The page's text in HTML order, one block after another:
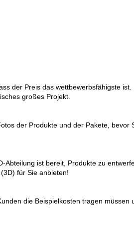
der Preis das wettbewerbsfähigste ist.
großes Projekt.
der Produkte und der Pakete, bevor
Abteilung ist bereit, Produkte zu
für Sie anbieten!
die Beispielkosten tragen müssen